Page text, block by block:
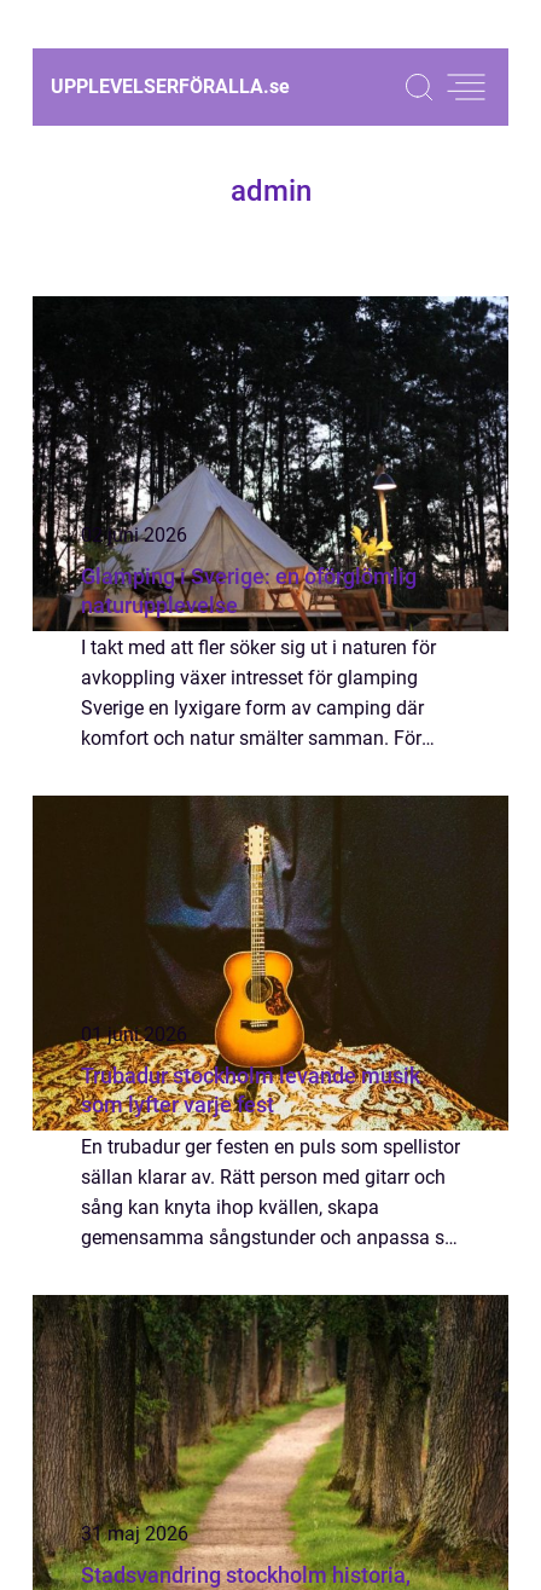
UPPLEVELSERFÖRALLA.se
admin
02 juni 2026
Glamping i Sverige: en oförglömlig
naturupplevelse
I takt med att fler söker sig ut i naturen för
avkoppling växer intresset för glamping
Sverige en lyxigare form av camping där
komfort och natur smälter samman. För
01 juni 2026
Trubadur stockholm levande musik
som lyfter varje fest
En trubadur ger festen en puls som spellistor
sällan klarar av. Rätt person med gitarr och
sång kan knyta ihop kvällen, skapa
gemensamma sångstunder och anpassa sig
Stockholm, där utbudet av underhållning är
s...
31 maj 2026
Stadsvandring stockholm historia,